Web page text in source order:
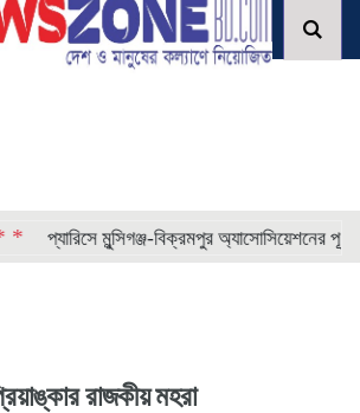
প্যারিসে মুন্সিগঞ্জ-বিক্রমপুর অ্যাসোসিয়েশনের পূর্ণাঙ্গ
রাজকীয় মহরা